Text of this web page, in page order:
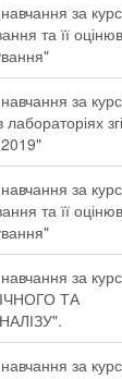
за
та її
за
лабораторіях
за
та її
за
ТА
за